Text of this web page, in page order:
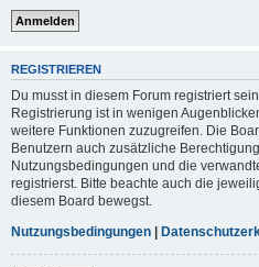
REGISTRIEREN
Du musst in diesem Forum registriert
Registrierung ist in wenigen
weitere Funktionen zuzugreifen. Die
Benutzern auch zusätzliche
Nutzungsbedingungen und die
registrierst. Bitte beachte auch die
diesem Board bewegst.
Nutzungsbedingungen |